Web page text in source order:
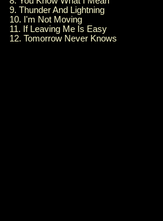
9. Thunder And Lightning
10. I'm Not Moving
11. If Leaving Me Is Easy
12. Tomorrow Never Knows